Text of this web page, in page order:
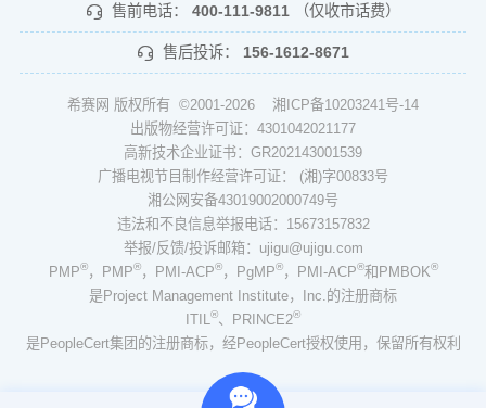
售前电话： 400-111-9811 （仅收市话费）
售后投诉： 156-1612-8671
希赛网 版权所有 ©2001-2026 湘ICP备10203241号-14
出版物经营许可证：4301042021177
高新技术企业证书：GR202143001539
广播电视节目制作经营许可证： (湘)字00833号
湘公网安备43019002000749号
违法和不良信息举报电话：15673157832
举报/反馈/投诉邮箱：ujigu@ujigu.com
PMP®，PMP®，PMI-ACP®，PgMP®，PMI-ACP®和PMBOK®
是Project Management Institute，Inc.的注册商标
ITIL ®、PRINCE2®
是PeopleCert集团的注册商标，经PeopleCert授权使用，保留所有权利